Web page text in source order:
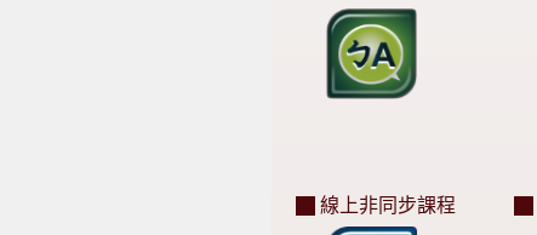
線上非同步課程